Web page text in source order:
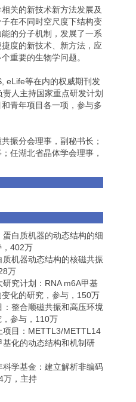
关的新技术新方法发展及
在不同时空尺度下结构变
的分子机制，发展了一系
度的新技术、新方法，应
重要的生物学问题。
eLife等在内的权威期刊发
人主持国家重点研发计划
青年项目各一项，参与多
振分会理事，副秘书长；
任湖北省晶体学会理事，
白质机器的动态结构的细
，402万
机器动态结构的核磁共振
万
究计划：RNA m6A甲基
化的研究，参与，150万
整合顺磁共振和高压环境
参与，110万
项目：METTL3/METTL14
化的动态结构和机制研
学基金：建立解析非编码
万，主持